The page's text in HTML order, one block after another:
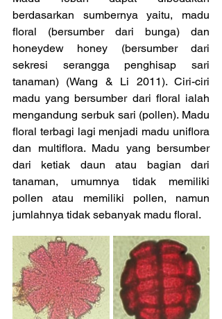
berdasarkan sumbernya yaitu, madu
floral (bersumber dari bunga) dan
honeydew honey (bersumber dari
sekresi serangga penghisap sari
tanaman) (Wang & Li 2011). Ciri-ciri
madu yang bersumber dari floral ialah
mengandung serbuk sari (pollen). Madu
floral terbagi lagi menjadi madu uniflora
dan multiflora. Madu yang bersumber
dari ketiak daun atau bagian dari
tanaman, umumnya tidak memiliki
pollen atau memiliki pollen, namun
jumlahnya tidak sebanyak madu floral.